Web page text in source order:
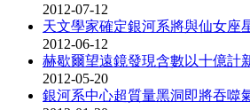
2012-07-12
天文學家確定銀河系將與仙女座
2012-06-12
赫歇爾望遠鏡發現含數以十億計
2012-05-20
銀河系中心超質量黑洞即將吞噬